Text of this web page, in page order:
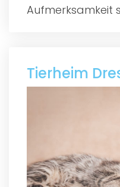
Aufmerksamkeit
Tierheim